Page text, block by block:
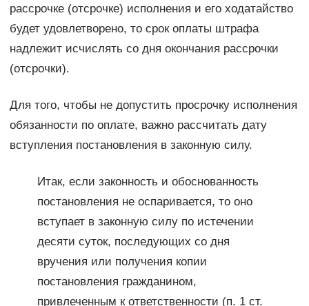
рассрочке (отсрочке) исполнения и его ходатайство
будет удовлетворено, то срок оплаты штрафа
надлежит исчислять со дня окончания рассрочки
(отсрочки).
Для того, чтобы не допустить просрочку исполнения
обязанности по оплате, важно рассчитать дату
вступления постановления в законную силу.
Итак, если законность и обоснованность
постановления не оспаривается, то оно
вступает в законную силу по истечении
десяти суток, последующих со дня
вручения или получения копии
постановления гражданином,
привлеченным к ответственности (п. 1 ст.